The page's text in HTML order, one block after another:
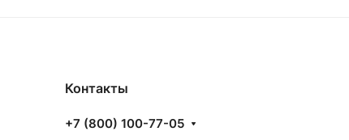
Контакты
+7 (800) 100-77-05